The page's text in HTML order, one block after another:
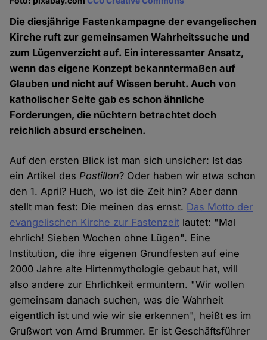
Die diesjährige Fastenkampagne der evangelischen
Kirche ruft zur gemeinsamen Wahrheitssuche und
zum Lügenverzicht auf. Ein interessanter Ansatz,
wenn das eigene Konzept bekanntermaßen auf
Glauben und nicht auf Wissen beruht. Auch von
katholischer Seite gab es schon ähnliche
Forderungen, die nüchtern betrachtet doch
reichlich absurd erscheinen.
Auf den ersten Blick ist man sich unsicher: Ist das
ein Artikel desPostillon? Oder haben wir etwa schon
den 1. April? Huch, wo ist die Zeit hin? Aber dann
stellt man fest: Die meinen das ernst. Das Motto der
evangelischen Kirche zur Fastenzeit lautet: "Mal
ehrlich! Sieben Wochen ohne Lügen". Eine
Institution, die ihre eigenen Grundfesten auf eine
2000 Jahre alte Hirtenmythologie gebaut hat, will
also andere zur Ehrlichkeit ermuntern. "Wir wollen
gemeinsam danach suchen, was die Wahrheit
eigentlich ist und wie wir sie erkennen", heißt es im
Grußwort von Arnd Brummer. Er ist Geschäftsführer